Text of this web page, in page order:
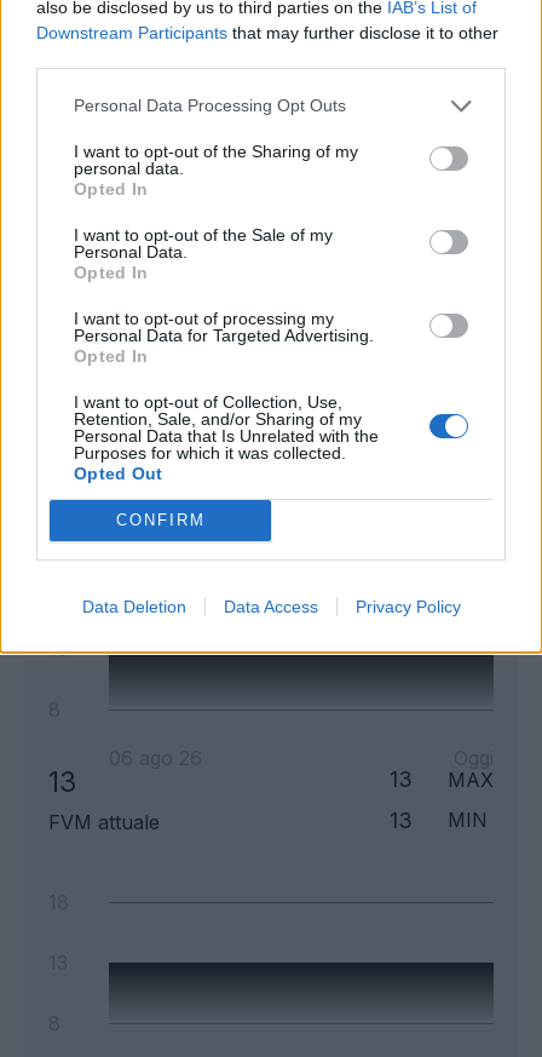
also be disclosed by us to third parties on the IAB’s List of
Downstream Participants that may further disclose it to other
Personal Data Processing Opt Outs
I want to opt-out of the Sharing of my
personal data.
Opted In
I want to opt-out of the Sale of my
Personal Data.
Opted In
I want to opt-out of processing my
Personal Data for Targeted Advertising.
Opted In
I want to opt-out of Collection, Use,
Retention, Sale, and/or Sharing of my
Personal Data that Is Unrelated with the
Purposes for which it was collected.
Opted Out
CONFIRM
Data Deletion Data Access Privacy Policy
Classic
Andamento FantaValore di Mercato
13
FVM attuale 13 MIN
13
13
FVM attuale
13 MAX
13 MIN